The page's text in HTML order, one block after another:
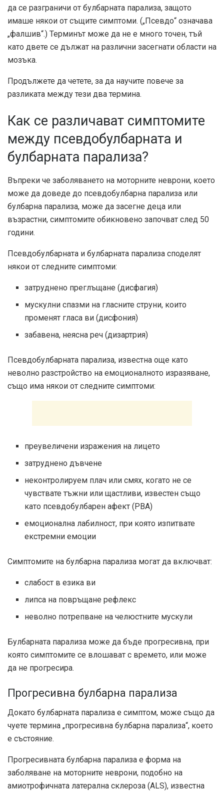
да се разграничи от булбарната парализа, защото
имаше някои от същите симптоми. („Псевдо“ означава
„фалшив“.) Терминът може да не е много точен, тъй
като двете се дължат на различни засегнати области на
мозъка.
Продължете да четете, за да научите повече за
разликата между тези два термина.
Как се различават симптомите
между псевдобулбарната и
булбарната парализа?
Въпреки че заболяването на моторните неврони, което
може да доведе до псевдобулбарна парализа или
булбарна парализа, може да засегне деца или
възрастни, симптомите обикновено започват след 50
години.
Псевдобулбарната и булбарната парализа споделят
някои от следните симптоми:
затруднено преглъщане (дисфагия)
мускулни спазми на гласните струни, които
променят гласа ви (дисфония)
забавена, неясна реч (дизартрия)
Псевдобулбарната парализа, известна още като
неволно разстройство на емоционалното изразяване,
също има някои от следните симптоми:
преувеличени изражения на лицето
затруднено дъвчене
неконтролируем плач или смях, когато не се
чувствате тъжни или щастливи, известен също
като псевдобулбарен афект (PBA)
емоционална лабилност, при която изпитвате
екстремни емоции
Симптомите на булбарна парализа могат да включват:
слабост в езика ви
липса на повръщане рефлекс
неволно потрепване на челюстните мускули
Булбарната парализа може да бъде прогресивна, при
която симптомите се влошават с времето, или може
да не прогресира.
Прогресивна булбарна парализа
Докато булбарната парализа е симптом, може също да
чуете термина „прогресивна булбарна парализа“, което
е състояние.
Прогресивната булбарна парализа е форма на
заболяване на моторните неврони, подобно на
амиотрофичната латерална склероза (ALS), известна